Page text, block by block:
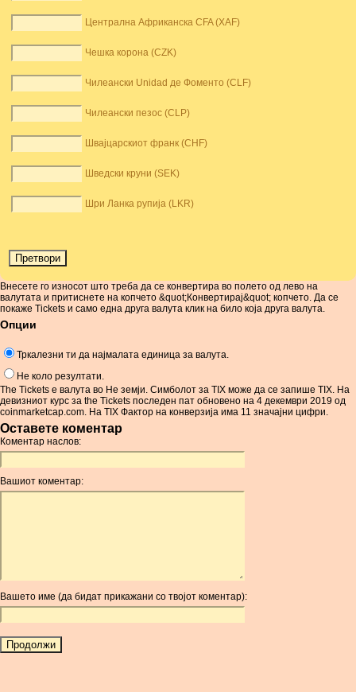
Централна Африканска CFA (XAF)
Чешка корона (CZK)
Чилеански Unidad де Фоменто (CLF)
Чилеански пезос (CLP)
Швајцарскиот франк (CHF)
Шведски круни (SEK)
Шри Ланка рупија (LKR)
Внесете го износот што треба да се конвертира во полето од лево на
валутата и притиснете на копчето &quot;Конвертирај&quot; копчето. Да се ​​
покаже Tickets и само една друга валута клик на било која друга валута.
Опции
Тркалезни ти да најмалата единица за валута.
Не коло резултати.
The Tickets е валута во Не земји. Симболот за TIX може да се запише TIX. На
девизниот курс за the Tickets последен пат обновено на 4 декември 2019 од
coinmarketcap.com. На TIX Фактор на конверзија има 11 значајни цифри.
Оставете коментар
Коментар наслов:
Вашиот коментар:
Вашето име (да бидат прикажани со твојот коментар):